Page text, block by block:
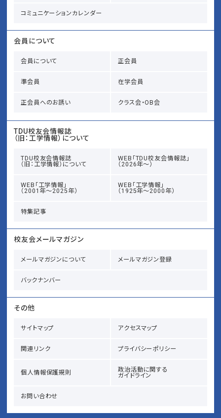
コミュニケーションカレンダー
会員について
会員について 正会員
準会員 在学会員
正会員へのお誘い クラス会・OB会
TDU校友会情報誌
（旧：工学情報）について
TDU校友会情報誌
（旧：工学情報）について
WEB「TDU校友会情報誌」
（2026年～）
WEB「工学情報」
（2001年～2025年）
WEB「工学情報」
（1925年～2000年）
特集記事
校友会メールマガジン
メールマガジンについて メールマガジン登録
バックナンバー
その他
サイトマップ アクセスマップ
関連リンク プライバシーポリシー
個人情報保護規則
政治活動に関する
ガイドライン
お問い合わせ